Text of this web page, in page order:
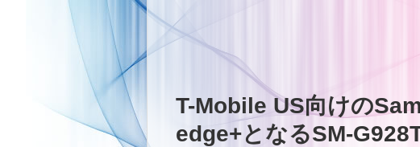
T-Mobile US向けの
edge+となるSM-